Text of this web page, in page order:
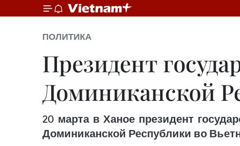
ПОЛИТИКА
Президент
Доминиканской
20 марта в Ханое президент
Доминиканской Республики во